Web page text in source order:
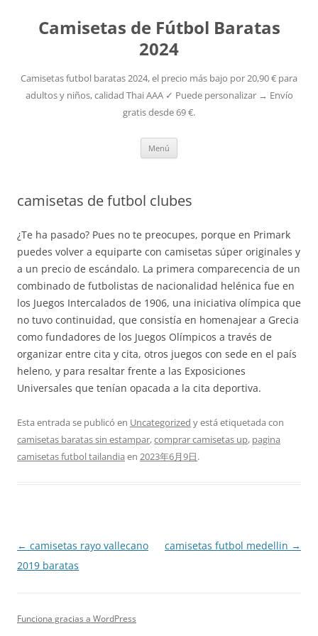
Camisetas de Fútbol Baratas
2024
Camisetas futbol baratas 2024, el precio más bajo por 20,90 € para
adultos y niños, calidad Thai AAA ✓ Puede personalizar → Envío
gratis desde 69 €.
Menú
camisetas de futbol clubes
¿Te ha pasado? Pues no te preocupes, porque en Primark
puedes volver a equiparte con camisetas súper originales y
a un precio de escándalo. La primera comparecencia de un
combinado de futbolistas de nacionalidad helénica fue en
los Juegos Intercalados de 1906, una iniciativa olímpica que
no tuvo continuidad, que consistía en homenajear a Grecia
como fundadores de los Juegos Olímpicos a través de
organizar entre cita y cita, otros juegos con sede en el país
heleno, y para resaltar frente a las Exposiciones
Universales que tenían opacada a la cita deportiva.
Esta entrada se publicó en Uncategorized y está etiquetada con
camisetas baratas sin estampar,comprar camisetas up, pagina
camisetas futbol tailandia en 2023年6月9日.
Navegación
de
← camisetas rayo vallecano
2019 baratas
camisetas futbol medellin →
Funciona gracias a WordPress